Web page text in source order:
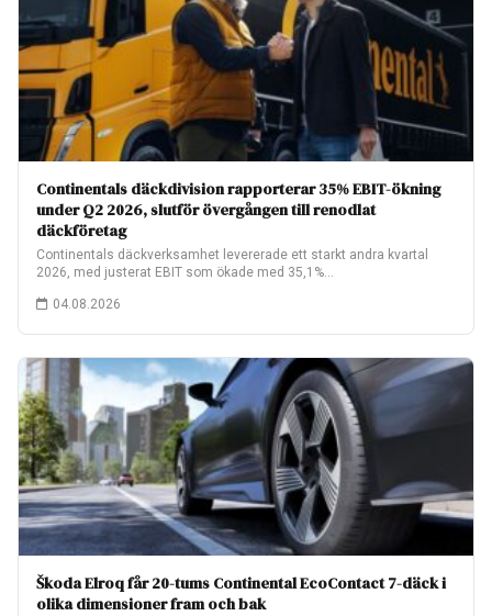
Continentals däckdivision rapporterar 35% EBIT-ökning
under Q2 2026, slutför övergången till renodlat
däckföretag
Continentals däckverksamhet levererade ett starkt andra kvartal
2026, med justerat EBIT som ökade med 35,1%…
04.08.2026
Škoda Elroq får 20-tums Continental EcoContact 7-däck i
olika dimensioner fram och bak